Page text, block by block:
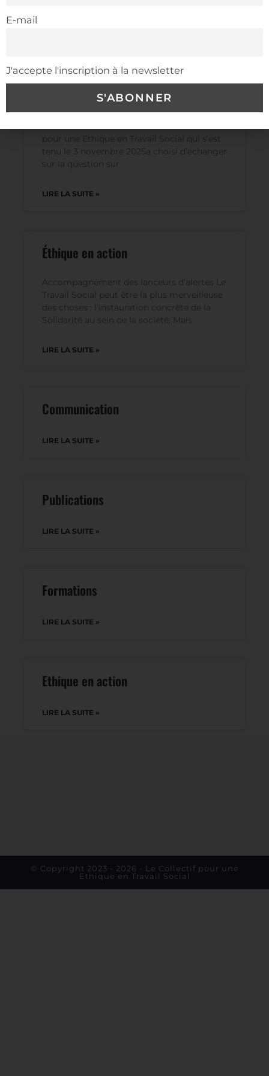
pour une Ethique en Travail Social qui s’est
tenu le 3 novembre 2025a choisi d’échanger
sur la question sur
LIRE LA SUITE »
Éthique en action
Accompagnement des lanceurs d’alertes Le
Travail Social peut être la plus merveilleuse
des choses : l’instauration concrète de la
Solidarité au sein de la société. Mais
LIRE LA SUITE »
Communication
LIRE LA SUITE »
Publications
LIRE LA SUITE »
Formations
LIRE LA SUITE »
Ethique en action
LIRE LA SUITE »
© Copyright 2023 - 2026 - Le Collectif pour une
Ethique en Travail Social
E-mail
J'accepte l'inscription à la newsletter